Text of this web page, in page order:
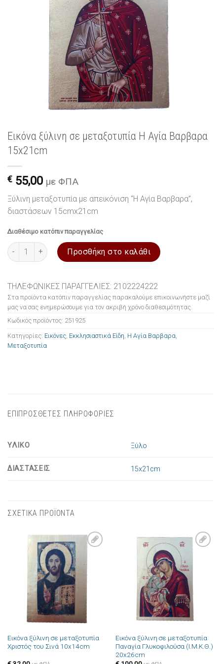
Εικόνα ξύλινη σε μεταξοτυπία Η Αγία Βαρβαρα
15x21cm
€ 55,00 με ΦΠΑ
Ξύλινη μεταξοτυπία με απεικόνιση “Η Αγία Βαρβαρα”,
διαστάσεων 15cmx21cm
Διαθέσιμο κατόπιν παραγγελίας
Εικόνα ξύλινη σε μεταξοτυπία Η Αγία Βαρβαρα 15x21cm
Προσθήκη στο καλάθι
ΤΗΛΕΦΩΝΙΚΕΣ ΠΑΡΑΓΓΕΛΙΕΣ: 2102224222
Στα προϊόντα κατόπιν παραγγελίας παρακαλούμε επικοινωνήστε μαζί
μας να σας ενημερώσουμε για τον ακριβή χρόνο διαθεσιμότητας.
Κωδικός προϊόντος: 251925
Κατηγορίες: Εικόνες Εκκλησιαστικά Είδη Η Αγία Βαρβαρα
Μεταξοτυπία
ΕΠΙΠΡΟΣΘΕΤΕΣ ΠΛΗΡΟΦΟΡΙΕΣ
ΥΛΙΚΟ Ξύλο
ΔΙΑΣΤΑΣΕΙΣ 15x21cm
ΣΧΕΤΙΚΑ ΠΡΟΪΟΝΤΑ
Πρόσθήκη
στην λίστα
επιθυμιών
Εικόνα ξύλινη σε μεταξοτυπία
Χριστός του Σινά 10x14cm
στην λίστα
επιθυμιών
Εικόνα ξύλινη σε μεταξοτυπία
Παναγία Γλυκοφιλούσα (Ι.Μ.Κ.Θ.)
20x26cm